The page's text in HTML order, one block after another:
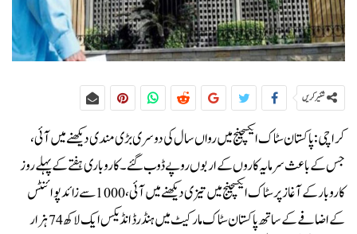
شئیر کریں
کراچی: پاکستان سٹاک ایکسچینج میں رواں سال کی دوسری بڑی مندی دیکھنے میں آئی،
جس کے باعث سرمایہ کاروں کے اربوں روپے ڈوب گئے۔کاروباری ہفتے کے پہلے روز
کاروبار کے آغاز پر سٹاک ایکسچینج میں تیزی دیکھنے میں آئی، 1000 سے زائد پوائنٹس
کے اضافے کے ساتھ پاکستان سٹاک مارکیٹ میں ہنڈرڈ انڈیکس ایک لاکھ 74 ہزار